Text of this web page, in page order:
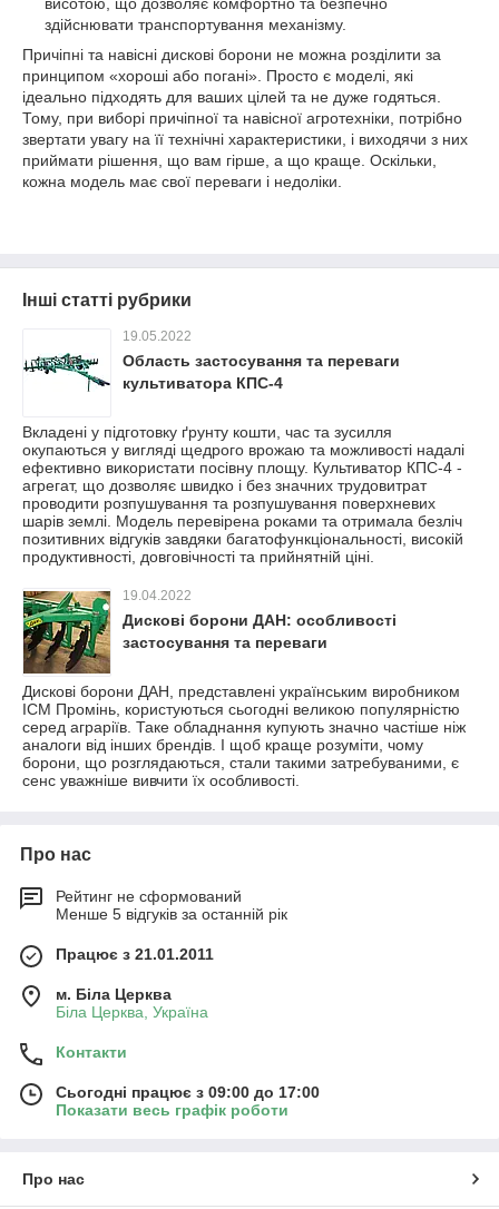
здійснювати транспортування механізму.
Причіпні та навісні дискові борони не можна розділити за
принципом «хороші або погані». Просто є моделі, які
ідеально підходять для ваших цілей та не дуже годяться.
Тому, при виборі причіпної та навісної агротехніки, потрібно
звертати увагу на її технічні характеристики, і виходячи з них
приймати рішення, що вам гірше, а що краще. Оскільки,
кожна модель має свої переваги і недоліки.
Інші статті рубрики
19.05.2022
Область застосування та переваги
культиватора КПС-4
Вкладені у підготовку ґрунту кошти, час та зусилля
окупаються у вигляді щедрого врожаю та можливості надалі
ефективно використати посівну площу. Культиватор КПС-4 -
агрегат, що дозволяє швидко і без значних трудовитрат
проводити розпушування та розпушування поверхневих
шарів землі. Модель перевірена роками та отримала безліч
позитивних відгуків завдяки багатофункціональності, високій
продуктивності, довговічності та прийнятній ціні.
19.04.2022
Дискові борони ДАН: особливості
застосування та переваги
Дискові борони ДАН, представлені українським виробником
ІСМ Промінь, користуються сьогодні великою популярністю
серед аграріїв. Таке обладнання купують значно частіше ніж
аналоги від інших брендів. І щоб краще розуміти, чому
борони, що розглядаються, стали такими затребуваними, є
сенс уважніше вивчити їх особливості.
Про нас
Рейтинг не сформований
Менше 5 відгуків за останній рік
Працює з 21.01.2011
м. Біла Церква
Біла Церква, Україна
Контакти
Сьогодні працює з 09:00 до 17:00
Показати весь графік роботи
Про нас